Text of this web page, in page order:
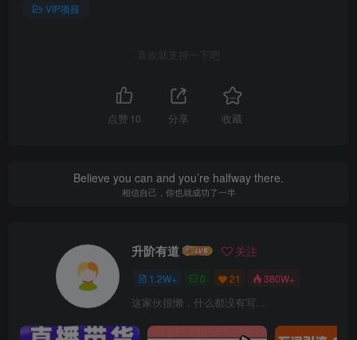
VIP项目
喜欢就支持一下吧
点赞 10 分享 收藏
Believe you can and you’re halfway there.
相信自己，你也就成功了一半
升阶有道 关注
1.2W+ 0 21 380W+
这家伙很懒，什么都没有写...